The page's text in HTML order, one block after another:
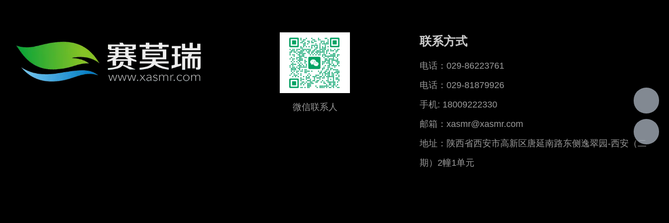
微信联系人
联系方式
电话：029-86223761
电话：029-81879926
手机: 18009222330
邮箱：xasmr@xasmr.com
地址：陕西省西安市高新区唐延南路东侧逸翠园-西安（二
期）2幢1单元